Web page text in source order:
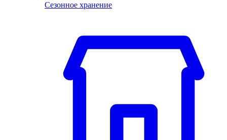
Сезонное хранение